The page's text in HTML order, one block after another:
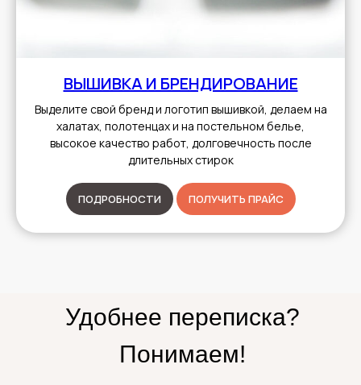
ВЫШИВКА И БРЕНДИРОВАНИЕ
Выделите свой бренд и логотип вышивкой, делаем на
халатах, полотенцах и на постельном белье,
высокое качество работ, долговечность после
длительных стирок
ПОДРОБНОСТИ ПОЛУЧИТЬ ПРАЙС
Удобнее переписка?
Понимаем!